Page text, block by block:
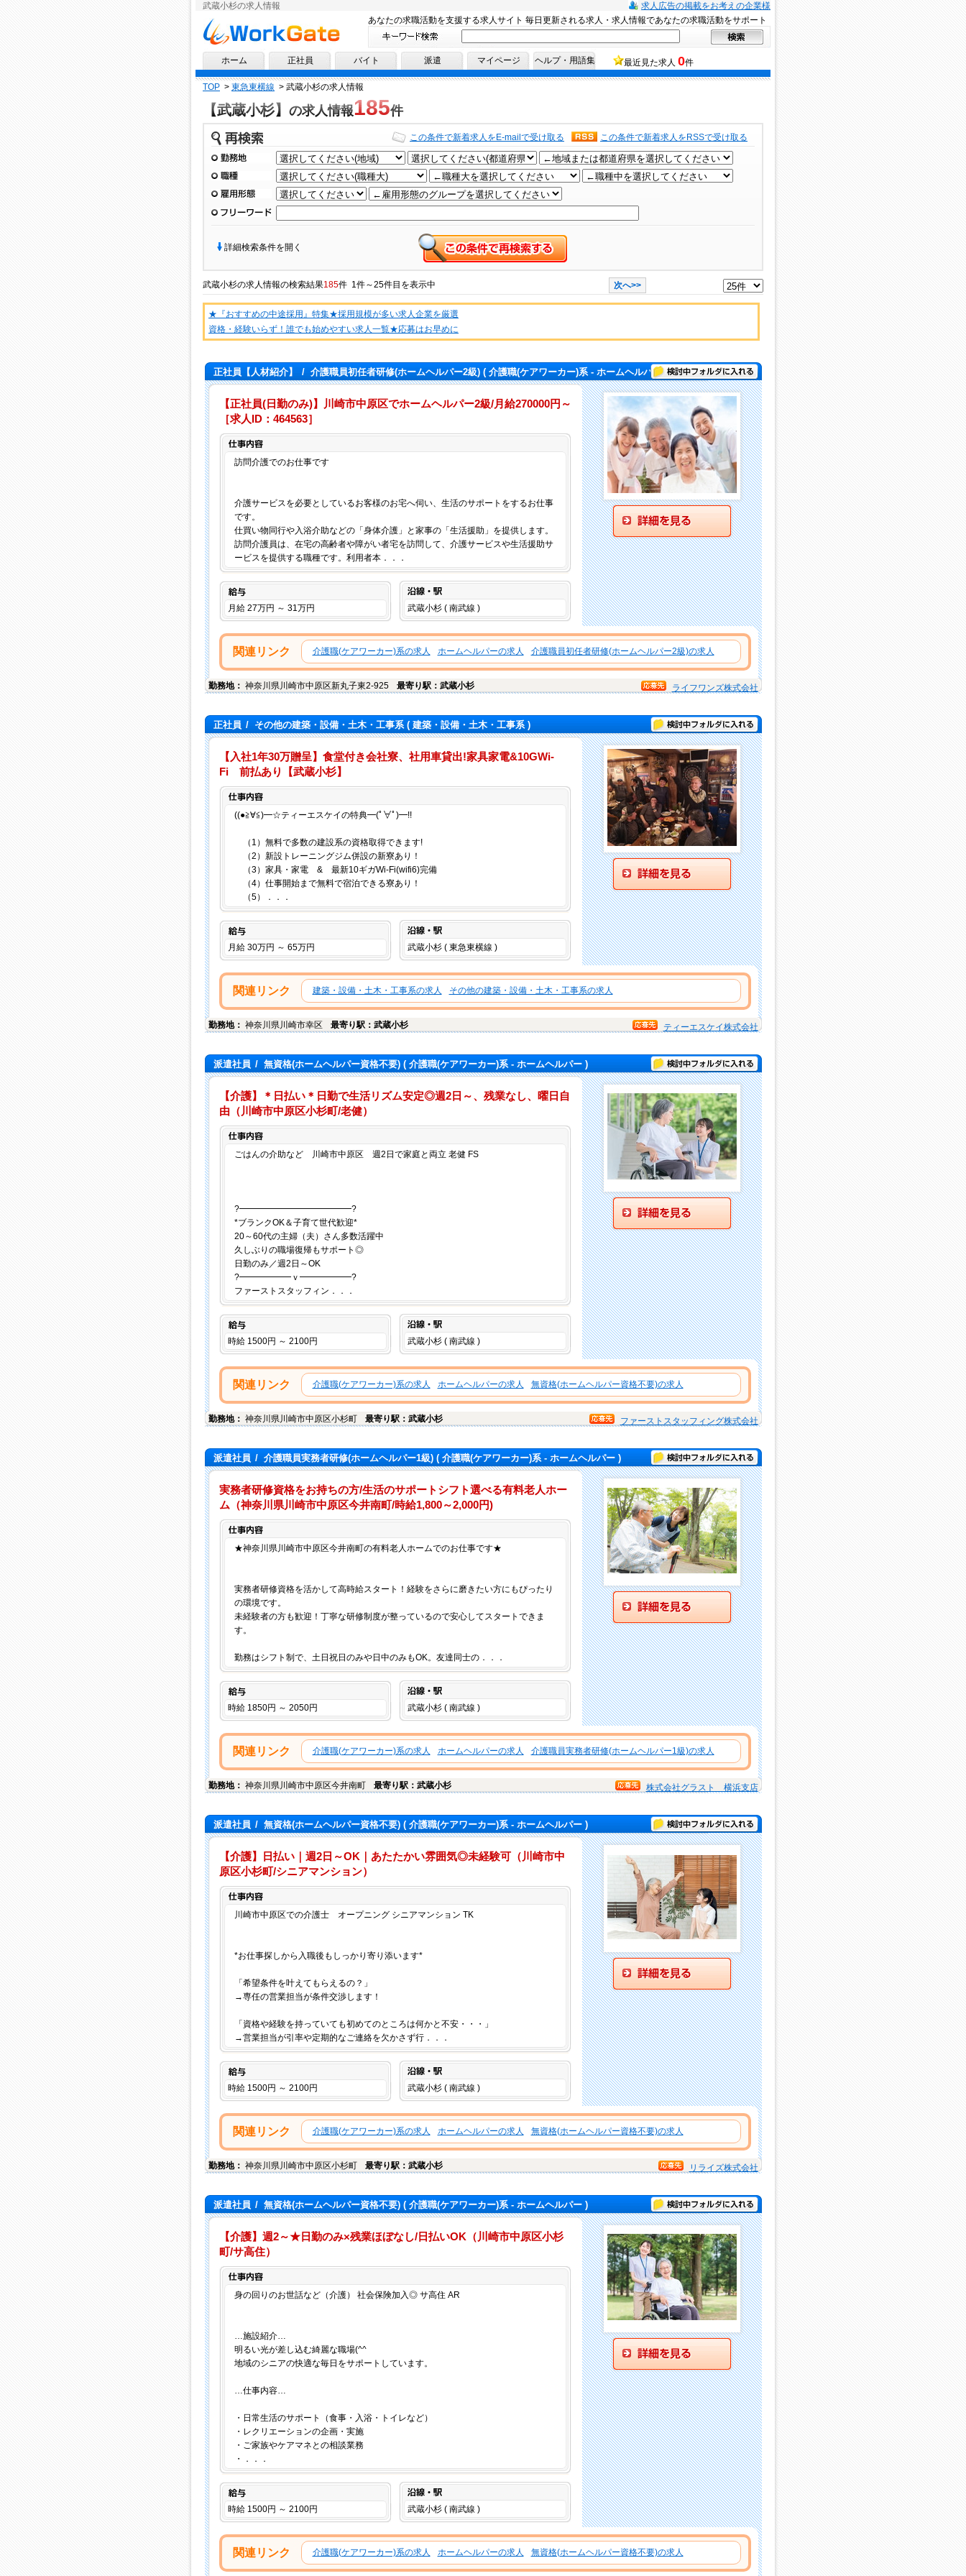
武蔵小杉の求人情報
求人広告の掲載をお考えの企業様
求人情報ならワークゲートへ！
あなたの求職活動を支援する求人サイト 毎日更新される求人・求人情報であなたの求職活動をサポート
ホーム 正社員 バイト 派遣 マイページ ヘルプ・用語集 最近見た求人 0件
TOP > 東急東横線 > 武蔵小杉の求人情報
【武蔵小杉】 の求人情報185件
再検索 この条件で新着求人をRSSで受け取る
この条件で新着求人をE-mailで受け取る
勤務地
職種
雇用形態
フリーワード
詳細検索条件を開く
武蔵小杉の求人情報の検索結果185件 1件～25件目を表示中 次へ>>
★『おすすめの中途採用』特集★採用規模が多い求人企業を厳選
資格・経験いらず！誰でも始めやすい求人一覧★応募はお早めに
正社員【人材紹介】 / 介護職員初任者研修(ホームヘルパー2級)( 介護職(ケアワーカー)系 - ホームヘルパー )検討中フォルダに入れる
【正社員(日勤のみ)】川崎市中原区でホームヘルパー2級/月給270000円～
［求人ID：464563］
訪問介護でのお仕事です
介護サービスを必要としているお客様のお宅へ伺い、生活のサポートをするお仕事
です。
仕買い物同行や入浴介助などの「身体介護」と家事の「生活援助」を提供します。
訪問介護員は、在宅の高齢者や障がい者宅を訪問して、介護サービスや生活援助サ
ービスを提供する職種です。利用者本．．．
給与
月給 27万円 ～ 31万円 武蔵小杉 ( 南武線 )
関連リンク 介護職(ケアワーカー)系の求人 ホームヘルパーの求人 介護職員初任者研修(ホームヘルパー2級)の求人
勤務地： 神奈川県川崎市中原区新丸子東2-925 最寄り駅：武蔵小杉 ライフワンズ株式会社
正社員 / その他の建築・設備・土木・工事系( 建築・設備・土木・工事系 ) 検討中フォルダに入れる
【入社1年30万贈呈】食堂付き会社寮、社用車貸出!家具家電&10GWi-
Fi 前払あり【武蔵小杉】
((●≧∀≦)━☆ティーエスケイの特典━(ﾟ∀ﾟ)━!!
（1）無料で多数の建設系の資格取得できます!
（2）新設トレーニングジム併設の新寮あり！
（3）家具・家電 & 最新10ギガWi-Fi(wifi6)完備
（4）仕事開始まで無料で宿泊できる寮あり！
（5）．．．
給与
月給 30万円 ～ 65万円 武蔵小杉 ( 東急東横線 )
関連リンク 建築・設備・土木・工事系の求人 その他の建築・設備・土木・工事系の求人
勤務地： 神奈川県川崎市幸区 最寄り駅：武蔵小杉 ティーエスケイ株式会社
派遣社員 / 無資格(ホームヘルパー資格不要)( 介護職(ケアワーカー)系 - ホームヘルパー ) 検討中フォルダに入れる
【介護】＊日払い＊日勤で生活リズム安定◎週2日～、残業なし、曜日自
由（川崎市中原区小杉町/老健）
ごはんの介助など 川崎市中原区 週2日で家庭と両立 老健 FS
?━━━━━━━━━━━━━?
*ブランクOK＆子育て世代歓迎*
20～60代の主婦（夫）さん多数活躍中
久しぶりの職場復帰もサポート◎
日勤のみ／週2日～OK
?━━━━━━ｖ━━━━━━?
ファーストスタッフィン．．．
給与
時給 1500円 ～ 2100円 武蔵小杉 ( 南武線 )
関連リンク 介護職(ケアワーカー)系の求人 ホームヘルパーの求人 無資格(ホームヘルパー資格不要)の求人
勤務地： 神奈川県川崎市中原区小杉町 最寄り駅：武蔵小杉 ファーストスタッフィング株式会社
派遣社員 / 介護職員実務者研修(ホームヘルパー1級)( 介護職(ケアワーカー)系 - ホームヘルパー ) 検討中フォルダに入れる
実務者研修資格をお持ちの方/生活のサポートシフト選べる有料老人ホー
ム（神奈川県川崎市中原区今井南町/時給1,800～2,000円)
★神奈川県川崎市中原区今井南町の有料老人ホームでのお仕事です★
実務者研修資格を活かして高時給スタート！経験をさらに磨きたい方にもぴったり
の環境です。
未経験者の方も歓迎！丁寧な研修制度が整っているので安心してスタートできま
す。
勤務はシフト制で、土日祝日のみや日中のみもOK。友達同士の．．．
給与
時給 1850円 ～ 2050円 武蔵小杉 ( 南武線 )
関連リンク 介護職(ケアワーカー)系の求人 ホームヘルパーの求人 介護職員実務者研修(ホームヘルパー1級)の求人
勤務地： 神奈川県川崎市中原区今井南町 最寄り駅：武蔵小杉 株式会社グラスト 横浜支店
派遣社員 / 無資格(ホームヘルパー資格不要)( 介護職(ケアワーカー)系 - ホームヘルパー ) 検討中フォルダに入れる
【介護】日払い｜週2日～OK｜あたたかい雰囲気◎未経験可（川崎市中
原区小杉町/シニアマンション）
川崎市中原区での介護士 オープニング シニアマンション TK
*お仕事探しから入職後もしっかり寄り添います*
「希望条件を叶えてもらえるの？」
→専任の営業担当が条件交渉します！
「資格や経験を持っていても初めてのところは何かと不安・・・」
→営業担当が引率や定期的なご連絡を欠かさず行．．．
給与
時給 1500円 ～ 2100円 武蔵小杉 ( 南武線 )
関連リンク 介護職(ケアワーカー)系の求人 ホームヘルパーの求人 無資格(ホームヘルパー資格不要)の求人
勤務地： 神奈川県川崎市中原区小杉町 最寄り駅：武蔵小杉 リライズ株式会社
派遣社員 / 無資格(ホームヘルパー資格不要)( 介護職(ケアワーカー)系 - ホームヘルパー ) 検討中フォルダに入れる
【介護】週2～★日勤のみ×残業ほぼなし/日払いOK（川崎市中原区小杉
町/サ高住）
身の回りのお世話など（介護） 社会保険加入◎ サ高住 AR
…施設紹介…
明るい光が差し込む綺麗な職場(^^
地域のシニアの快適な毎日をサポートしています。
…仕事内容…
・日常生活のサポート（食事・入浴・トイレなど）
・レクリエーションの企画・実施
・ご家族やケアマネとの相談業務
・．．．
給与
時給 1500円 ～ 2100円 武蔵小杉 ( 南武線 )
関連リンク 介護職(ケアワーカー)系の求人 ホームヘルパーの求人 無資格(ホームヘルパー資格不要)の求人